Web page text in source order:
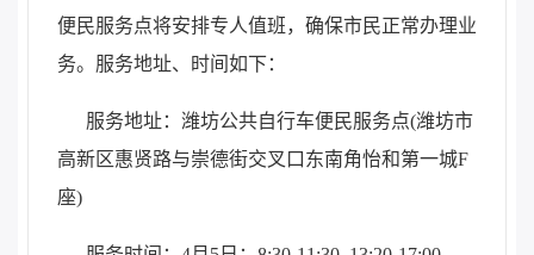
便民服务点将安排专人值班，确保市民正常办理业
务。服务地址、时间如下：
服务地址：潍坊公共自行车便民服务点(潍坊市
高新区惠贤路与崇德街交叉口东南角怡和第一城F
座)